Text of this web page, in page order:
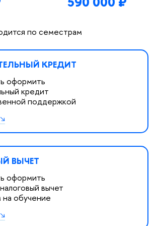
по семестрам
КРЕДИТ
оформить
кредит
поддержкой
ВЫЧЕТ
оформить
вычет
обучение